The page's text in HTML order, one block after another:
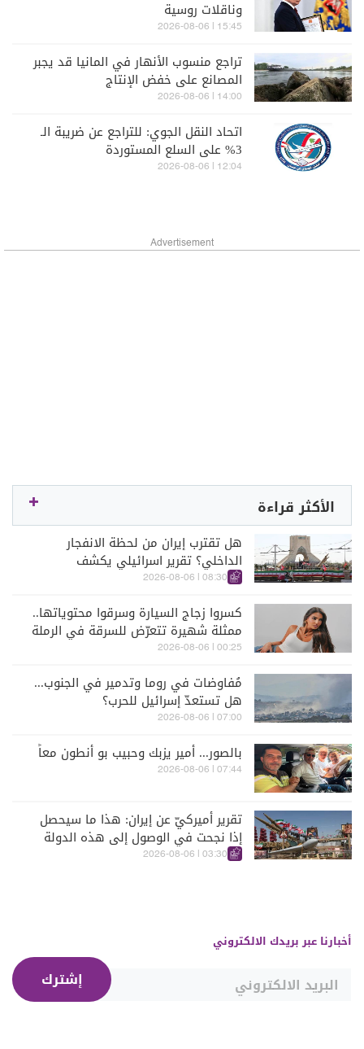
وناقلات روسية
15:45 | 2026-08-06
تراجع منسوب الأنهار في المانيا قد يجبر
المصانع على خفض الإنتاج
14:00 | 2026-08-06
اتحاد النقل الجوي: للتراجع عن ضريبة الـ
3% على السلع المستوردة
12:04 | 2026-08-06
Advertisement
الأكثر قراءة
هل تقترب إيران من لحظة الانفجار
الداخلي؟ تقرير اسرائيلي يكشف
الكواليس
08:30 | 2026-08-06
كسروا زجاج السيارة وسرقوا محتوياتها..
ممثلة شهيرة تتعرّض للسرقة في الرملة
البيضاء (فيديو)
00:25 | 2026-08-06
مُفاوضات في روما وتدمير في الجنوب...
هل تستعدّ إسرائيل للحرب؟
07:00 | 2026-08-06
بالصور... أمير يزبك وحبيب بو أنطون معاً
07:44 | 2026-08-06
تقرير أميركيّ عن إيران: هذا ما سيحصل
إذا نجحت في الوصول إلى هذه الدولة
الآسيويّة
03:30 | 2026-08-06
أخبارنا عبر بريدك الالكتروني
إشترك